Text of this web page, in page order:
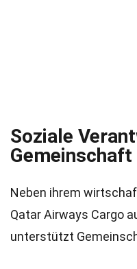
Soziale
Gemeinschaft
Neben ihrem
Qatar Airways Cargo
unterstützt